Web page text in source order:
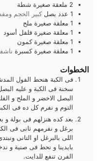
2 ملعقة صغيرة شطة
1 عدد بصل كبير الحجم
1 معلقة صغيرة ملح
1 معلقة صغيرة فلفل أسود
1 معلقة صغيرة كمون
1 معلقة صغيرة كسبرة
الخطوات
فى الكبة هنحط الفول
سخنة فى الكبة و عليه
البصل الاخضر و الملح و
التوم و نفرم كل ده فى
بعد كده هنزلهم فى بولة و
برغل و نفرمهم تانى فى
اللى بالبرغل او التانى
بايدينا و نحط فى صنية و
الفرن تنفع للدايت.